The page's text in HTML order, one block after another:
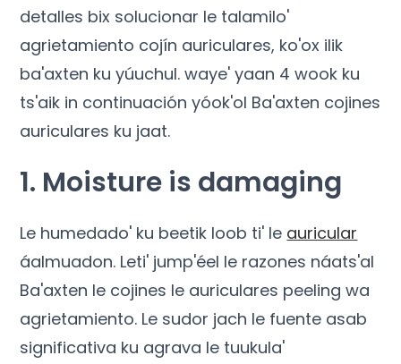
detalles bix solucionar le talamilo'
agrietamiento cojín auriculares, ko'ox ilik
ba'axten ku yúuchul. waye' yaan 4 wook ku
ts'aik in continuación yóok'ol Ba'axten cojines
auriculares ku jaat.
1. Moisture is damaging
Le humedado' ku beetik loob ti' le auricular
áalmuadon. Leti' jump'éel le razones náats'al
Ba'axten le cojines le auriculares peeling wa
agrietamiento. Le sudor jach le fuente asab
significativa ku agrava le tuukula'